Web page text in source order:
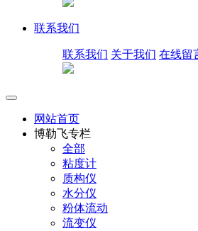
联系我们
联系我们 关于我们 在线留
网站首页
博勒飞专栏
全部
粘度计
质构仪
水分仪
粉体流动
流变仪